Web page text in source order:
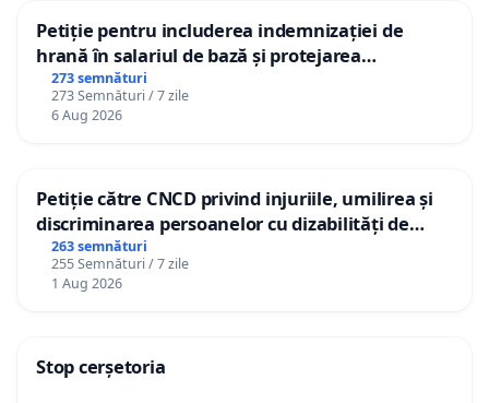
Petiție pentru includerea indemnizației de
hrană în salariul de bază și protejarea
gradațiilor de vechime pentru asistenții
personali
273 semnături
273 Semnături / 7 zile
6 Aug 2026
Petiție către CNCD privind injuriile, umilirea și
discriminarea persoanelor cu dizabilități de
către utilizatorul TikTok „Gorici”
263 semnături
255 Semnături / 7 zile
1 Aug 2026
Stop cerșetoria